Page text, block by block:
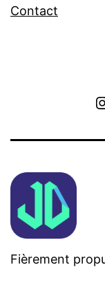
Contact
Fièrement